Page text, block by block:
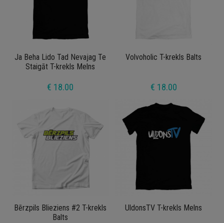
Ja Beha Lido Tad Nevajag Te
Staigāt T-krekls Melns
€ 18.00
Volvoholic T-krekls Balts
€ 18.00
Bērzpils Blieziens #2 T-krekls
Balts
UldonsTV T-krekls Melns